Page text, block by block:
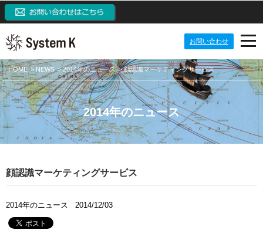
お問い合わせ
PRODUCTS
プロダクト
IP監視カメラシステム
ネットワークカメラ
パッケージ製品
NEWS
ニュース
定期配信メールのご登録
監視カメラブログ
NVRブログ
ABOUT US
会社案内
会社概要
CONTACT US
システム・ケイAIサイトへ
SK VMS(ビデオマネジメントシステム)サイトへ
HOME NEWS 2014年のニュース 顔認識マーケティングサービス
2014年のニュース
顔認識マーケティングサービス
2014年のニュース 2014/12/03